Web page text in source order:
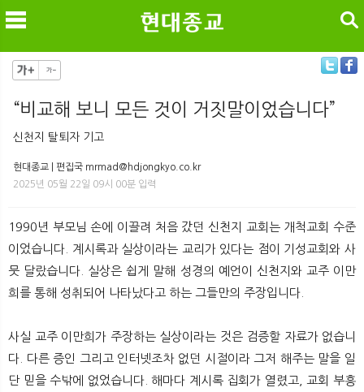
메
뉴 색
검색
“비교해 보니 모든 것이 거짓말이었습니다”
신천지 탈퇴자 기고
현대종교 | 편집국 mrmad@hdjongkyo.co.kr
2025년 05월 22일 09시 00분 입력
1990년 부모님 손에 이끌려 처음 갔던 신천지 교회는 개척교회 수준
이었습니다. 계시록과 실상이라는 교리가 있다는 점이 기성교회와 사
뭇 달랐습니다. 실상은 쉽게 말해 성경의 예언이 신천지와 교주 이만
희를 통해 성취되어 나타났다고 하는 그들만의 주장입니다.
사실 교주 이만희가 주장하는 실상이라는 것은 검증할 자료가 없습니
다. 다른 증인 그리고 인터넷조차 없던 시절이라 그저 해주는 말을 일
단 믿을 수밖에 없었습니다. 해마다 계시록 집회가 열렸고, 교회 부흥